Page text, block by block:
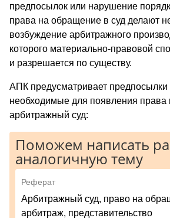
предпосылок или нарушение
права на обращение в суд делают
возбуждение арбитражного
которого материально-правовой
и разрешается по существу.
АПК предусматривает предпосылки
необходимые для появления
арбитражный суд:
Поможем написать
аналогичную тему
Реферат
Арбитражный суд, право на
арбитраж, представительство